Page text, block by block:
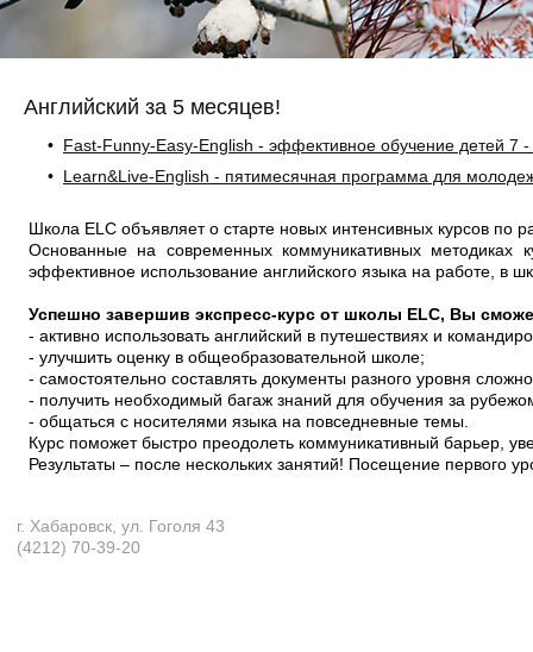
Английский за 5 месяцев!
• Fast-Funny-Easy-English - эффективное обучение детей 7
• Learn&Live-English - пятимесячная программа для
Школа ELC объявляет о старте новых интенсивных курсов по
Основанные на современных коммуникативных методиках
эффективное использование английского языка на работе, в
Успешно завершив экспресс-курс от школы ELC, Вы
- активно использовать английский в путешествиях и
- улучшить оценку в общеобразовательной школе;
- самостоятельно составлять документы разного уровня
- получить необходимый багаж знаний для обучения за
- общаться с носителями языка на повседневные темы.
Курс поможет быстро преодолеть коммуникативный барьер,
Результаты – после нескольких занятий! Посещение первого
г. Хабаровск, ул. Гоголя 43
(4212) 70-39-20